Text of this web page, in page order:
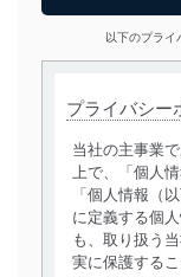
以下のプライ
プライバシー
当社の主事業
上で、「個人
「個人情報（
に定義する個
も、取り扱う
実に保護する